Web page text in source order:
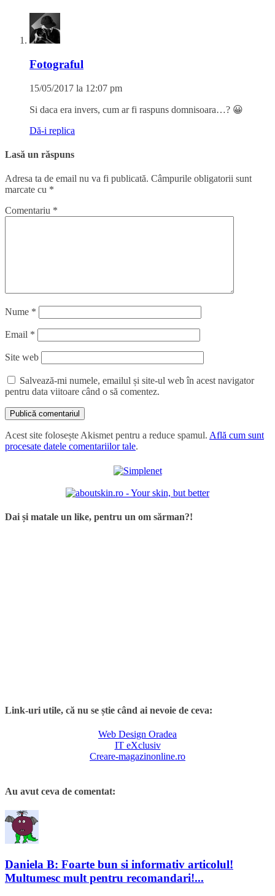
Fotograful
15/05/2017 la 12:07 pm
Si daca era invers, cum ar fi raspuns domnisoara…? 😀
Dă-i replica
Lasă un răspuns
Adresa ta de email nu va fi publicată. Câmpurile obligatorii sunt
marcate cu *
Comentariu *
Nume *
Email *
Site web
Salvează-mi numele, emailul și site-ul web în acest navigator
pentru data viitoare când o să comentez.
Acest site folosește Akismet pentru a reduce spamul. Află cum sunt
procesate datele comentariilor tale.
Dai și matale un like, pentru un om sărman?!
Link-uri utile, că nu se știe când ai nevoie de ceva:
Web Design Oradea
IT eXclusiv
Creare-magazinonline.ro
Au avut ceva de comentat:
Daniela B: Foarte bun si informativ articolul!
Multumesc mult pentru recomandari!...